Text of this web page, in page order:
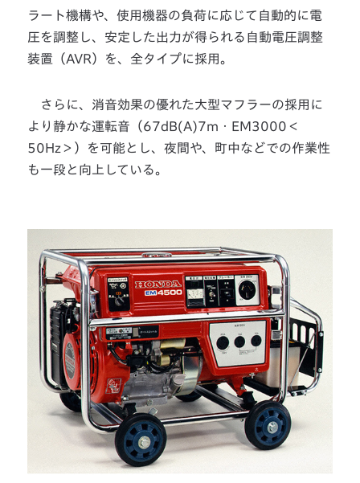
ラート機構や、使用機器の負荷に応じて自動的に電
圧を調整し、安定した出力が得られる自動電圧調整
装置（AVR）を、全タイプに採用。
さらに、消音効果の優れた大型マフラーの採用に
より静かな運転音（67dB(A)7m・EM3000＜
50Hz＞）を可能とし、夜間や、町中などでの作業性
も一段と向上している。